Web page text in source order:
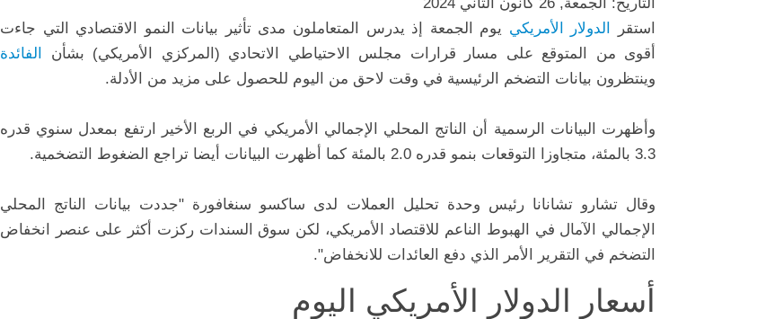
استقر
الدولار الأمريكي يوم الجمعة إذ يدرس المتعاملون مدى تأثير بيانات النمو الاقتصادي التي جاءت
أقوى من المتوقع على مسار قرارات مجلس الاحتياطي الاتحادي (المركزي الأمريكي) بشأن
الفائدة
وينتظرون بيانات التضخم الرئيسية في وقت لاحق من اليوم للحصول على مزيد من الأدلة.
وأظهرت البيانات الرسمية أن الناتج المحلي الإجمالي الأمريكي في الربع الأخير ارتفع بمعدل سنوي قدره
3.3 بالمئة، متجاوزا التوقعات بنمو قدره 2.0 بالمئة كما أظهرت البيانات أيضا تراجع الضغوط التضخمية.
وقال تشارو تشانانا رئيس وحدة تحليل العملات لدى ساكسو سنغافورة "جددت بيانات الناتج المحلي
الإجمالي الآمال في الهبوط الناعم للاقتصاد الأمريكي، لكن سوق السندات ركزت أكثر على عنصر انخفاض
التضخم في التقرير الأمر الذي دفع العائدات للانخفاض".
أسعار الدولار الأمريكي اليوم